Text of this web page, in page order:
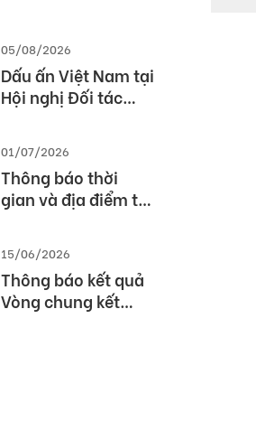
05/08/2026
Dấu ấn Việt Nam tại
Hội nghị Đối tác
Partner Summit –
GPS) 2026
01/07/2026
Thông báo thời
gian và địa điểm tổ
Cuộc thi MOS World
Championship
2026
15/06/2026
Thông báo kết quả
Vòng chung kết